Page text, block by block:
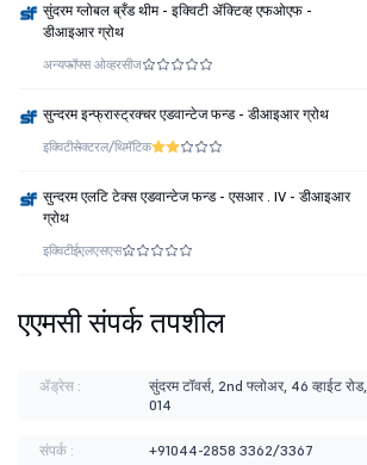
सुंदरम ग्लोबल ब्रँड थीम - इक्विटी ॲक्टिव्ह एफओएफ -
डीआइआर ग्रोथ
अन्यफॉफ्स ओव्हरसीज
सुन्दरम इन्फ्रास्ट्रक्चर एडवान्टेज फन्ड - डीआइआर ग्रोथ
इक्विटीसेक्टरल/थिमॅटिक
सुन्दरम एलटि टेक्स एडवान्टेज फन्ड - एसआर . IV - डीआइआर
ग्रोथ
इक्विटीईएलएसएस
एएमसी संपर्क तपशील
ॲड्रेस :
सुंदरम टॉवर्स, 2nd फ्लोअर, 46 व्हाईट
014
संपर्क :
+91044-2858 3362/3367